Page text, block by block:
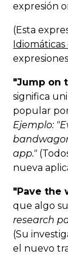
expresión
(Esta
"Jump on
significa
popular
Ejemplo:
app."
nueva
"Pave the
que algo
research
(Su
el nuevo